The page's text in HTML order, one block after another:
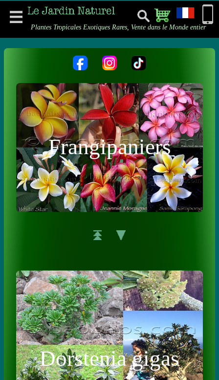
Plantes Tropicales Exotiques Rares, Vente dans le Monde entier
Frangipaniers
Dorstenia gigas